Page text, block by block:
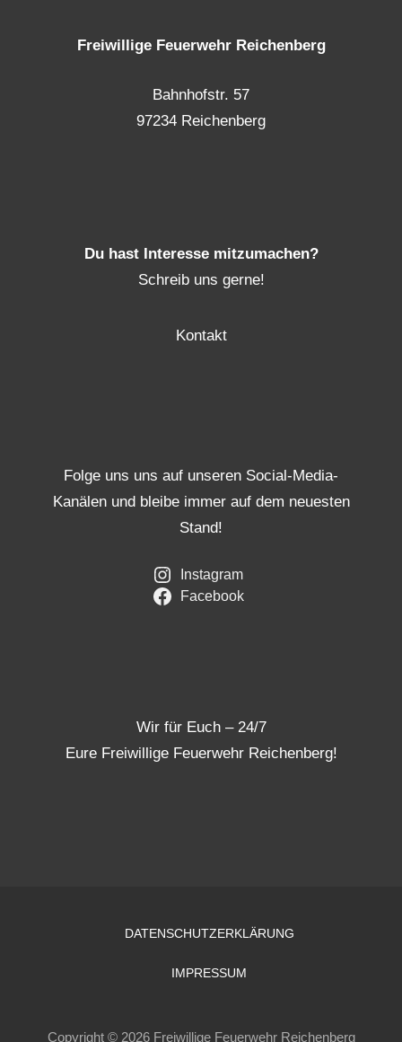
Freiwillige Feuerwehr Reichenberg
Bahnhofstr. 57
97234 Reichenberg
Du hast Interesse mitzumachen?
Schreib uns gerne!
Kontakt
Folge uns uns auf unseren Social-Media-
Kanälen und bleibe immer auf dem neuesten
Stand!
Instagram
Facebook
Wir für Euch – 24/7
Eure Freiwillige Feuerwehr Reichenberg!
DATENSCHUTZERKLÄRUNG
IMPRESSUM
Copyright © 2026 Freiwillige Feuerwehr Reichenberg